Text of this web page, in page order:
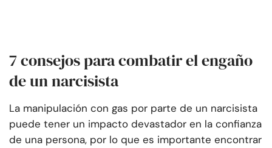
7 consejos para combatir el engaño
de un narcisista
La manipulación con gas por parte de un narcisista
puede tener un impacto devastador en la confianza
de una persona, por lo que es importante encontrar